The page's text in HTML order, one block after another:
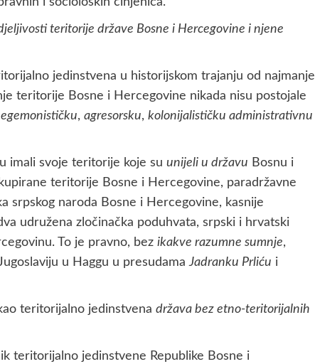
teritorije države Bosne i Hercegovine i njene
jedinstvena u historijskom trajanju od najmanje
teritorije Bosne i Hercegovine nikada nisu postojale
, agresorsku, kolonijalističku administrativnu
imali svoje teritorije koje su unijeli u državu Bosnu i
teritorije Bosne i Hercegovine, paradržavne
srpskog naroda Bosne i Hercegovine, kasnije
udružena zločinačka poduhvata, srpski i hrvatski
To je pravno, bez ikakve razumne sumnje,
u Haggu u presudamaJadranku Prliću i
teritorijalno jedinstvena država bez etno-teritorijalnih
teritorijalno jedinstvene Republike Bosne i